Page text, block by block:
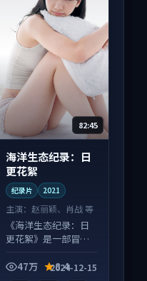
82:45
海洋生态纪录：日
更花絮
纪录片 2021
主演： 赵丽颖、肖战 等
《海洋生态纪录：日
更花絮》是一部冒险
紧凑信息量大，适合
47万 8.4
2024-12-15